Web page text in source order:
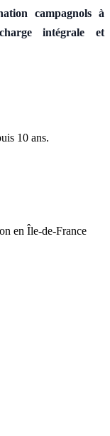
campagnols à
intégrale et
10 ans.
en Île-de-France